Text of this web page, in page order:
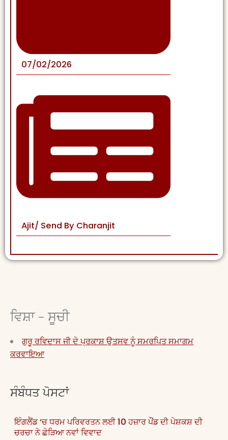
07/02/2026
Ajit/ Send By Charanjit
ਵਿਸ਼ਾ - ਸੂਚੀ
ਗੁਰੂ ਰਵਿਦਾਸ ਜੀ ਦੇ ਪ੍ਰਕਾਸ਼ ਉਤਸਵ ਨੂੰ ਸਮਰਪਿਤ ਸਮਾਗਮ
ਕਰਵਾਇਆ
ਸੰਬੰਧਤ ਪੋਸਟਾਂ
ਇੰਗਲੈਂਡ ‘ਚ ਧਰਮ ਪਰਿਵਰਤਨ ਲਈ 10 ਹਜ਼ਾਰ ਪੌਂਡ ਦੀ ਪੇਸ਼ਕਸ਼ ਦੀ
ਚਰਚਾ ਨੇ ਛੇੜਿਆ ਨਵਾਂ ਵਿਵਾਦ